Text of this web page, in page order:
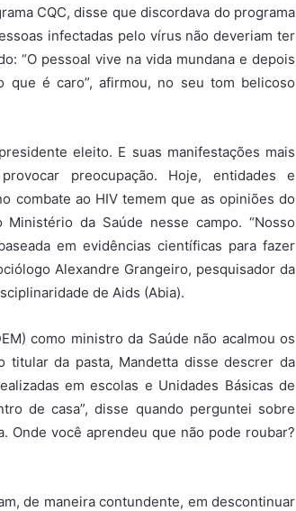
CQC, disse que discordava do programa
infectadas pelo vírus não deveriam ter
“O pessoal vive na vida mundana e depois
é caro”, afirmou, no seu tom belicoso
eleito. E suas manifestações mais
preocupação. Hoje, entidades e
combate ao HIV temem que as opiniões do
da Saúde nesse campo. “Nosso
em evidências científicas para fazer
Alexandre Grangeiro, pesquisador da
de Aids (Abia).
como ministro da Saúde não acalmou os
titular da pasta, Mandetta disse descrer da
em escolas e Unidades Básicas de
de casa”, disse quando perguntei sobre
Onde você aprendeu que não pode roubar?
de maneira contundente, em descontinuar